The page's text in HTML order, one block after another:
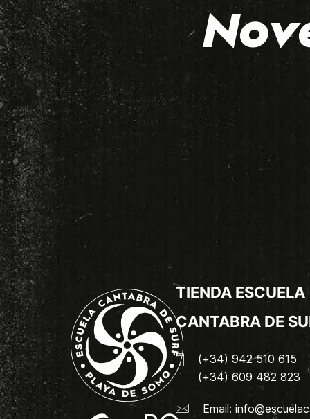
TIENDA ESCUELA
CANTABRA DE
(+34) 942 510 615
(+34) 609 482 823
Email: